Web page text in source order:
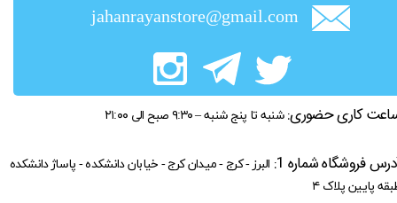
jahanrayanstore@gmail.com
کاری حضوری: شنبه تا پنج شنبه – ۹:۳۰ صبح الی ۲۱:۰۰
فروشگاه شماره 1:
البرز - کرج - میدان کرج - خیابان دانشکده - پاساژ دانشکده
پایین پلاک ۴